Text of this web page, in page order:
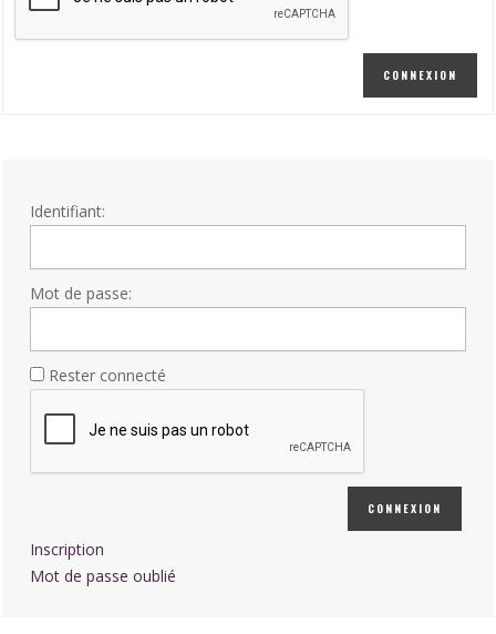
CONNEXION
Identifiant:
Mot de passe:
Rester connecté
CONNEXION
Inscription
Mot de passe oublié